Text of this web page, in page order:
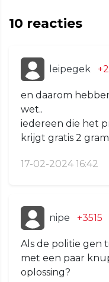
10 reacties
leipegek
en daarom
wet..
iedereen die het
krijgt gratis 2
17-02-2024 16:42
nipe +3515
Als de politie gen
met een paar
oplossing?